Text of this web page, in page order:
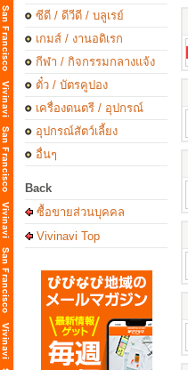
ซีดี / ดีวีดี / บลูเรย์
เกมส์ / งานอดิเรก
กีฬา / กิจกรรมกลางแจ้ง
ตั๋ว / บัตรคูปอง
เครื่องดนตรี / อุปกรณ์
อุปกรณ์สัตว์เลี้ยง
อื่นๆ
Back
ซื้อขายส่วนบุคคล
Vivinavi Top